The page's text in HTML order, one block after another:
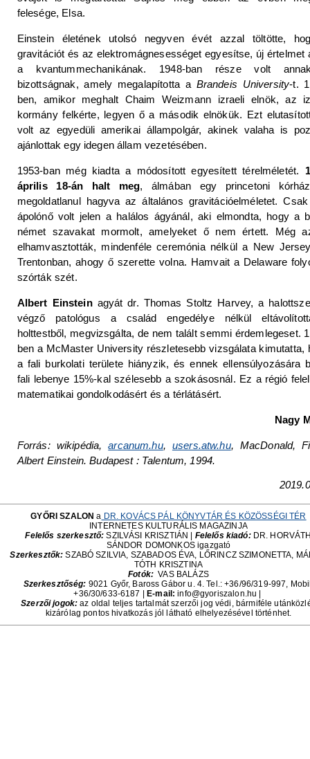
felesége, Elsa.
Einstein életének utolsó negyven évét azzal töltötte,
gravitációt és az elektromágnesességet egyesítse, új értelmet
a kvantummechanikának. 1948-ban része volt
bizottságnak, amely megalapította a Brandeis University-t.
ben, amikor meghalt Chaim Weizmann izraeli elnök, az
kormány felkérte, legyen ő a második elnökük. Ezt
volt az egyedüli amerikai állampolgár, akinek valaha is
ajánlottak egy idegen állam vezetésében.
1953-ban még kiadta a módosított egyesített térelméletét.
április 18-án halt meg, álmában egy princetoni
megoldatlanul hagyva az általános gravitációelméletet.
ápolónő volt jelen a halálos ágyánál, aki elmondta, hogy a
német szavakat mormolt, amelyeket ő nem értett. Még
elhamvasztották, mindenféle ceremónia nélkül a New
Trentonban, ahogy ő szerette volna. Hamvait a Delaware
szórták szét.
Albert Einsteinagyát dr. Thomas Stoltz Harvey, a
végző patológus a család engedélye nélkül
holttestből, megvizsgálta, de nem talált semmi érdemlegeset.
ben a McMaster University részletesebb vizsgálata kimutatta,
a fali burkolati területe hiányzik, és ennek ellensúlyozására
fali lebenye 15%-kal szélesebb a szokásosnál. Ez a régió
matematikai gondolkodásért és a térlátásért.
Nagy
Forrás: wikipédia,arcanum.hu, users.atw.hu, MacDonald,
Albert Einstein. Budapest : Talentum, 1994.
GYŐRI SZALON a DR. KOVÁCS PÁL KÖNYVTÁR ÉS KÖZÖSSÉGI TÉR
INTERNETES KULTURÁLIS MAGAZINJA
Felelős szerkesztő: SZILVÁSI KRISZTIÁN | Felelős kiadó:DR.
SÁNDOR DOMONKOS igazgató
Szerkesztők:SZABÓ SZILVIA, SZABADOS ÉVA, LŐRINCZ SZIMONETTA,
TÓTH KRISZTINA
Fotók: VAS BALÁZS
Szerkesztőség: 9021 Győr, Baross Gábor u. 4. Tel.: +36/96/319-997,
+36/30/633-6187
E-mail: info@gyoriszalon.hu |
Szerzői jogok: az oldal teljes tartalmát szerzői jog védi, bármiféle
kizárólag pontos hivatkozás jól látható elhelyezésével történhet.